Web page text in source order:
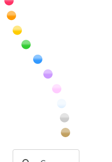
赤色の花のフリー写真素材
橙色の花のフリー写真素材
黄色の花のフリー写真素材
緑色の花のフリー写真素材
青色の花のフリー写真素材
紫色の花のフリー写真素材
白色の花のフリー写真素材
昆虫のフリー写真素材